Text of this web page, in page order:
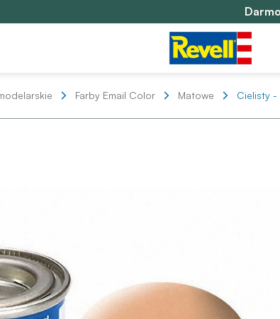
Farby Email Color Matowe Cielisty -